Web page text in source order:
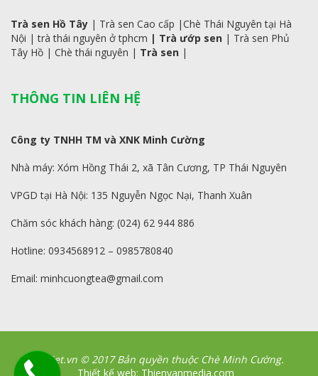
Trà sen Hồ Tây | Trà sen Cao cấp |Chè Thái Nguyên tại Hà
Nội |trà thái nguyên ở tphcm | Trà ướp sen | Trà sen Phủ
Tây Hồ | Chè thái nguyên | Trà sen |
THÔNG TIN LIÊN HỆ
Công ty TNHH TM và XNK Minh Cường
Nhà máy: Xóm Hồng Thái 2, xã Tân Cương, TP Thái Nguyên
VPGD tại Hà Nội: 135 Nguyễn Ngọc Nại, Thanh Xuân
Chăm sóc khách hàng: (024) 62 944 886
Hotline: 0934568912 – 0985780840
Email: minhcuongtea@gmail.com
CheViet.vn © 2017 Bản quyền thuộc Chè Minh Cường.
Thiết kế web: Thienvanmedia.com